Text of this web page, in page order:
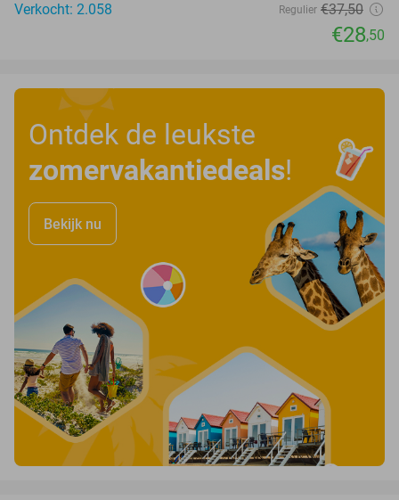
Verkocht: 2.058
Regulier €37,50
€28,50
Ontdek de leukste
zomervakantiedeals!
Bekijk nu